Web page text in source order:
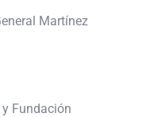
Martínez
Fundación